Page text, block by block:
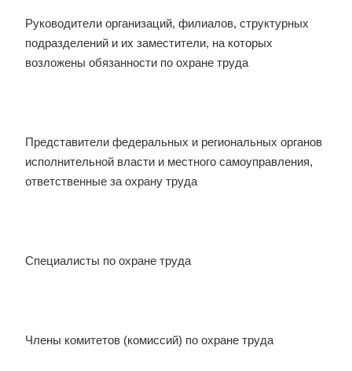
Руководители организаций, филиалов, структурных
подразделений и их заместители, на которых
возложены обязанности по охране труда
Представители федеральных и региональных органов
исполнительной власти и местного самоуправления,
ответственные за охрану труда
Специалисты по охране труда
Члены комитетов (комиссий) по охране труда